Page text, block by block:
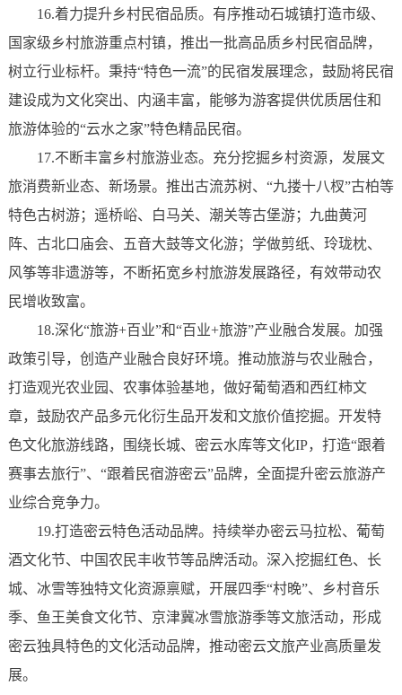
16.着力提升乡村民宿品质。有序推动石城镇打造市级、
国家级乡村旅游重点村镇，推出一批高品质乡村民宿品牌，
树立行业标杆。秉持“特色一流”的民宿发展理念，鼓励将民宿
建设成为文化突出、内涵丰富，能够为游客提供优质居住和
旅游体验的“云水之家”特色精品民宿。
17.不断丰富乡村旅游业态。充分挖掘乡村资源，发展文
旅消费新业态、新场景。推出古流苏树、“九搂十八杈”古柏等
特色古树游；遥桥峪、白马关、潮关等古堡游；九曲黄河
阵、古北口庙会、五音大鼓等文化游；学做剪纸、玲珑枕、
风筝等非遗游等，不断拓宽乡村旅游发展路径，有效带动农
民增收致富。
18.深化“旅游+百业”和“百业+旅游”产业融合发展。加强
政策引导，创造产业融合良好环境。推动旅游与农业融合，
打造观光农业园、农事体验基地，做好葡萄酒和西红柿文
章，鼓励农产品多元化衍生品开发和文旅价值挖掘。开发特
色文化旅游线路，围绕长城、密云水库等文化IP，打造“跟着
赛事去旅行”、“跟着民宿游密云”品牌，全面提升密云旅游产
业综合竞争力。
19.打造密云特色活动品牌。持续举办密云马拉松、葡萄
酒文化节、中国农民丰收节等品牌活动。深入挖掘红色、长
城、冰雪等独特文化资源禀赋，开展四季“村晚”、乡村音乐
季、鱼王美食文化节、京津冀冰雪旅游季等文旅活动，形成
密云独具特色的文化活动品牌，推动密云文旅产业高质量发
展。